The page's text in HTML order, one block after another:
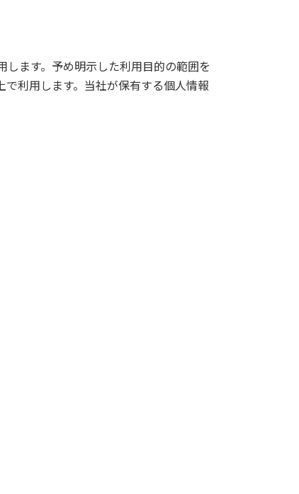
ます。予め明示した利用目的の範囲を
利用します。当社が保有する個人情報